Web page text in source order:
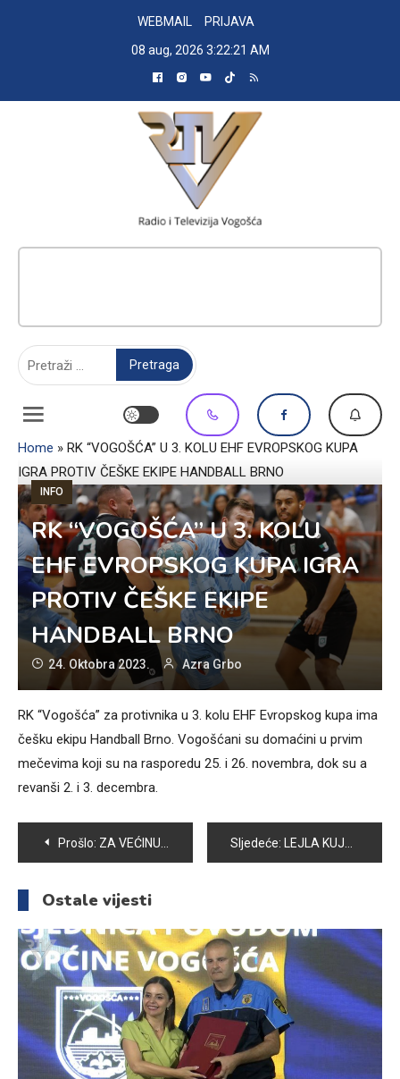
WEBMAIL
PRIJAVA
08 aug, 2026 3:22:22 AM
Home » RK “VOGOŠĆA” U 3. KOLU EHF EVROPSKOG KUPA
IGRA PROTIV ČEŠKE EKIPE HANDBALL BRNO
INFO
RK “VOGOŠĆA” U 3. KOLU
EHF EVROPSKOG KUPA IGRA
PROTIV ČEŠKE EKIPE
HANDBALL BRNO
24. Oktobra 2023. Azra Grbo
RK “Vogošća” za protivnika u 3. kolu EHF Evropskog kupa ima
češku ekipu Handball Brno. Vogošćani su domaćini u prvim
mečevima koji su na rasporedu 25. i 26. novembra, dok su a
revanši 2. i 3. decembra.
Navigacija
članaka
Prošlo: ZA VEĆINU POLJOPRIVREDNIKA OVA GODINA JE BILA POSEBNO TEŠKA Sljedeće: LEJLA KUJRAKOVIĆ SREBRENA NA INTERNACIONALNOM TURNIRU RG “VISOKO 2023”
Ostale vijesti